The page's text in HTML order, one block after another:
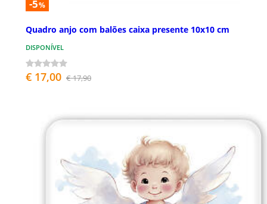
-5%
Quadro anjo com balões caixa presente 10x10 cm
DISPONÍVEL
€ 17,00 € 17,90